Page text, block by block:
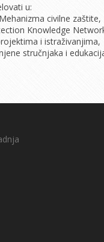
u:
civilne zaštite,
Knowledge
i istraživanjima,
stručnjaka i